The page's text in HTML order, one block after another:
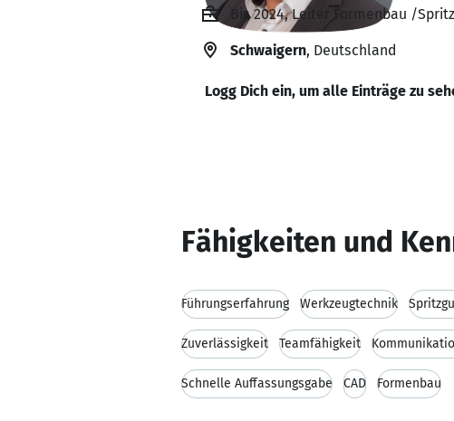
Bis 2024, Leiter Formenbau /
Schwaigern, Deutschland
Logg Dich ein, um alle Einträge zu
Fähigkeiten und
Führungserfahrung Werkzeugtechnik
Zuverlässigkeit Teamfähigkeit
Schnelle Auffassungsgabe CAD Formenbau